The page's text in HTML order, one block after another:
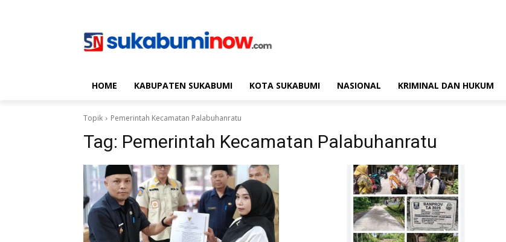
HOME KABUPATEN SUKABUMI KOTA SUKABUMI NASIONAL KRIMINAL DAN HUKUM
Topik Pemerintah Kecamatan Palabuhanratu
Tag: Pemerintah Kecamatan Palabuhanratu